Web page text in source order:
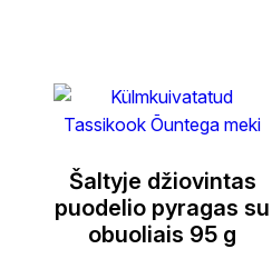
Šaltyje džiovintas
puodelio pyragas su
obuoliais 95 g